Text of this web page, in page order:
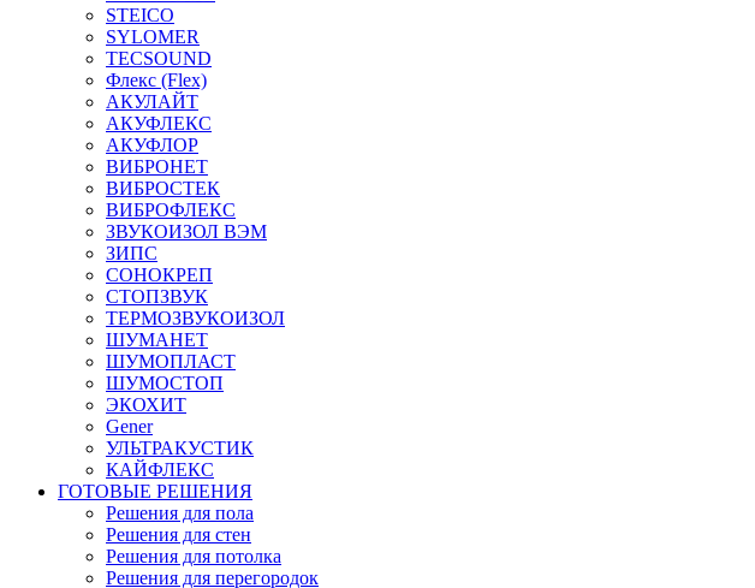
STEICO
SYLOMER
TECSOUND
Флекс (Flex)
АКУЛАЙТ
АКУФЛЕКС
АКУФЛОР
ВИБРОНЕТ
ВИБРОСТЕК
ВИБРОФЛЕКС
ЗВУКОИЗОЛ ВЭМ
ЗИПС
СОНОКРЕП
СТОПЗВУК
ТЕРМОЗВУКОИЗОЛ
ШУМАНЕТ
ШУМОПЛАСТ
ШУМОСТОП
ЭКОХИТ
Gener
УЛЬТРАКУСТИК
КАЙФЛЕКС
ГОТОВЫЕ РЕШЕНИЯ
Решения для пола
Решения для стен
Решения для потолка
Решения для перегородок